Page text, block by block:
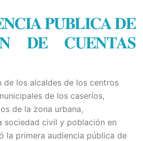
𝐏𝐔́𝐁𝐋𝐈𝐂𝐀 𝐃𝐄
𝐃𝐄 𝐂𝐔𝐄𝐍𝐓𝐀𝐒
los alcaldes de los centros
de los caseríos,
de la zona urbana,
sociedad civil y población en
la primera audiencia pública de